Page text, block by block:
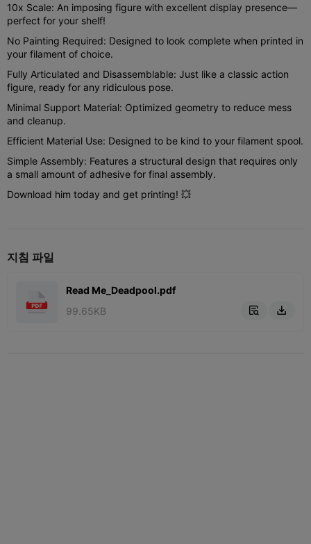
10x Scale: An imposing figure with excellent display presence—
perfect for your shelf!
No Painting Required: Designed to look complete when printed in
your filament of choice.
Fully Articulated and Disassemblable: Just like a classic action
figure, ready for any ridiculous pose.
Minimal Support Material: Optimized geometry to reduce mess
and cleanup.
Efficient Material Use: Designed to be kind to your filament spool.
Simple Assembly: Features a structural design that requires only
a small amount of adhesive for final assembly.
Download him today and get printing! 💥
지침 파일
Read Me_Deadpool.pdf
99.65KB
 